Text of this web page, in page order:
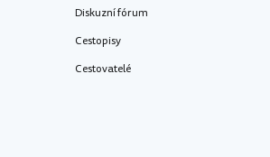
Diskuzní fórum
Cestopisy
Cestovatelé